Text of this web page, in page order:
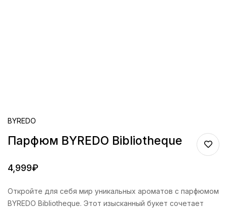
BYREDO
Парфюм BYREDO Bibliotheque
4,999₽
Откройте для себя мир уникальных ароматов с парфюмом
BYREDO Bibliotheque. Этот изысканный букет сочетает